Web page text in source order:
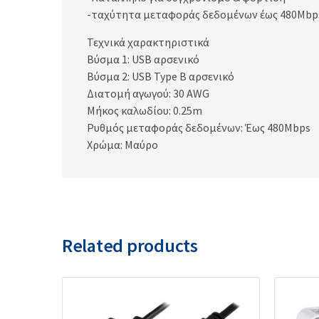
-ταχύτητα μεταφοράς δεδομένων έως
Τεχνικά χαρακτηριστικά
Βύσμα 1: USB αρσενικό
Βύσμα 2: USB Type B αρσενικό
Διατομή αγωγού: 30 AWG
Μήκος καλωδίου: 0.25m
Ρυθμός μεταφοράς δεδομένων: Έως 480Mbps
Χρώμα: Μαύρο
Related products